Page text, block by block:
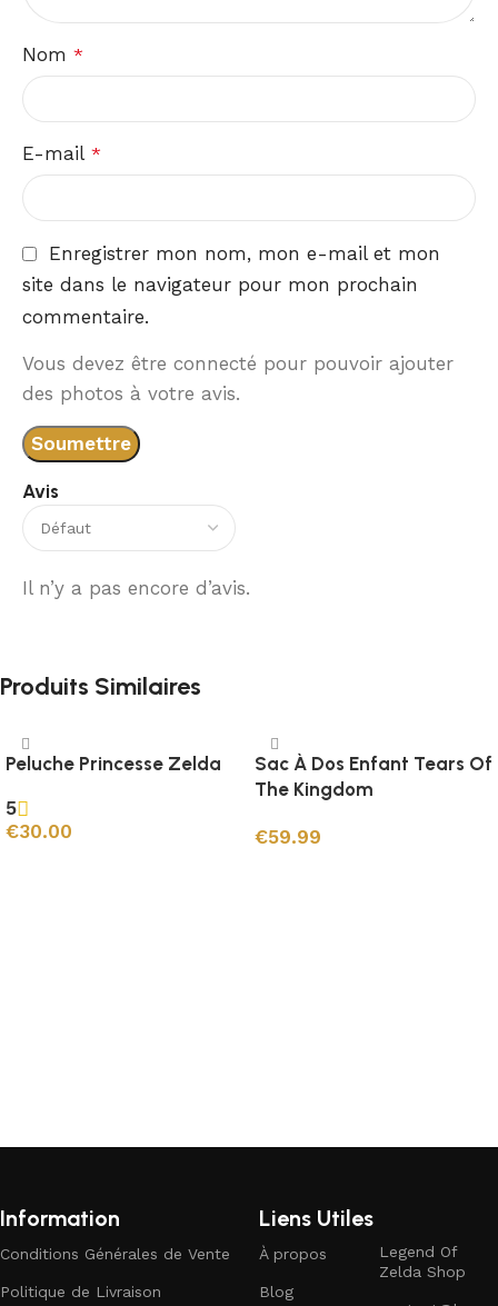
Avis
Il n’y a pas encore d’avis.
Nom *
E-mail *
Enregistrer mon nom, mon e-mail et mon
site dans le navigateur pour mon prochain
commentaire.
Vous devez être connecté pour pouvoir ajouter
des photos à votre avis.
Produits Similaires
Peluche Princesse Zelda
5
€30.00
Sac À Dos Enfant Tears Of
The Kingdom
€59.99
Information
Conditions Générales de Vente
Politique de Livraison
Liens Utiles
À propos
Blog
Legend Of
Zelda Shop